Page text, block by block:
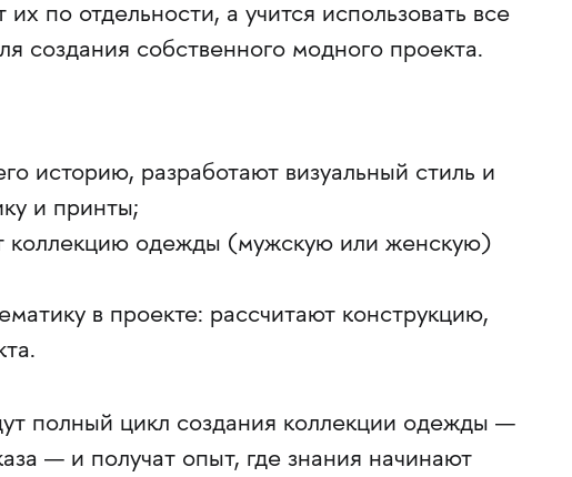
по отдельности, а учится использовать все
создания собственного модного проекта.
историю, разработают визуальный стиль и
и принты;
коллекцию одежды (мужскую или женскую)
в проекте: рассчитают конструкцию,
полный цикл создания коллекции одежды —
— и получат опыт, где знания начинают